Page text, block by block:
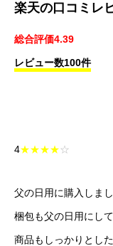
楽天の口コミレ
総合評価4.39
レビュー数100件
4★★★★☆
父の日用に購入しまし
梱包も父の日用にし
商品もしっかりとし